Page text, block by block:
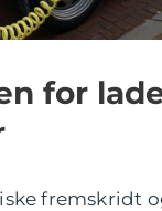
for
fremskridt